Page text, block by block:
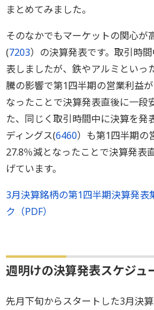
まとめてみました。
そのなかでもマーケットの関心が
(7203）の決算発表です。取引時
表しましたが、鉄やアルミといっ
騰の影響で第1四半期の営業利益
なったことで決算発表直後に一段
た、同じく取引時間中に決算を発
ディングス(6460）も第1四半期の
27.8％減となったことで決算発表
げています。
3月決算銘柄の第1四半期決算発表
ク（PDF）
週明けの決算発表スケジュ
先月下旬からスタートした3月決